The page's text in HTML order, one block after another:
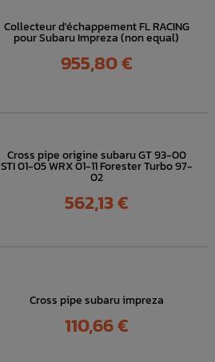
Collecteur d'échappement FL RACING
pour Subaru Impreza (non equal)
Prix
955,80 €
Cross pipe origine subaru GT 93-00
STI 01-05 WRX 01-11 Forester Turbo 97-
02
Prix
562,13 €
Cross pipe subaru impreza
Prix
110,66 €